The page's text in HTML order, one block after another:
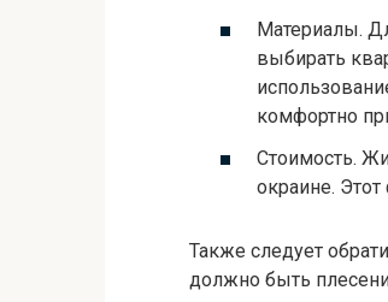
Материалы.
выбирать
комфортно
Стоимость.
окраине.
Также следует
должно быть